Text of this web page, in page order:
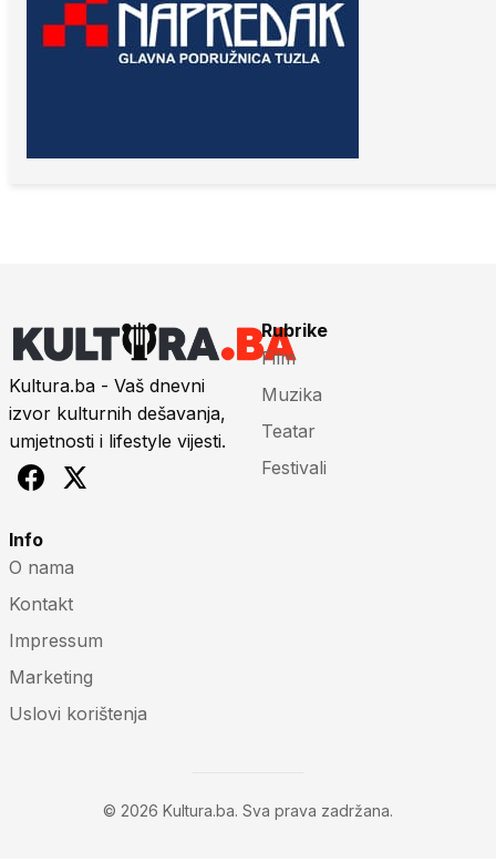
Kultura.ba - Vaš dnevni
izvor kulturnih dešavanja,
umjetnosti i lifestyle vijesti.
Rubrike
Film
Muzika
Teatar
Festivali
Info
O nama
Kontakt
Impressum
Marketing
Uslovi korištenja
© 2026 Kultura.ba. Sva prava zadržana.